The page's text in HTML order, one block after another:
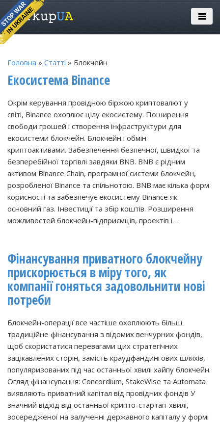
Головна » Статті » Блокчейн
Екосистема Binance
Окрім керування провідною біржою криптовалют у
світі, Binance охоплює цілу екосистему. Поширення
свободи грошей і створення інфраструктури для
екосистеми блокчейн. Блокчейн і обмін
криптоактивами. Забезпечення безпечної, швидкої та
безперебійної торгівлі завдяки BNB. BNB є рідним
активом Binance Chain, програмної системи блокчейн,
розробленої Binance та спільнотою. BNB має кілька форм
корисності та забезпечує екосистему Binance як
основний газ. Інвестиції та збір коштів. Розширення
можливостей блокчейн-підприємців, проектів і…
Фінансування приватного блокчейну
прискорюється в міру того, як
компанії гоняться задовольнити нові
потреби
Блокчейн-операції все частіше охоплюють більш
традиційне фінансування з відомих венчурних фондів,
щоб скористатися перевагами цих стратегічних
зацікавлених сторін, замість краудфандингових шляхів,
популяризованих під час останньої хвилі хайпу блокчейн.
Огляд фінансування: Concordium, StakeWise та Automata
виявляють приватний капітал від провідних фондів У
значний відхід від останньої крипто-стартап-хвилі,
зосередженої на залученні державного капіталу у формі